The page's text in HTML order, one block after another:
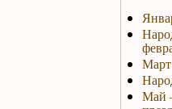
Март
Май